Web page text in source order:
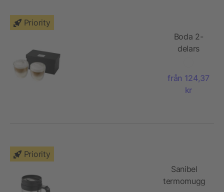
Priority
Boda 2-
delars
från 124,37
kr
Priority
Sanibel
termomugg